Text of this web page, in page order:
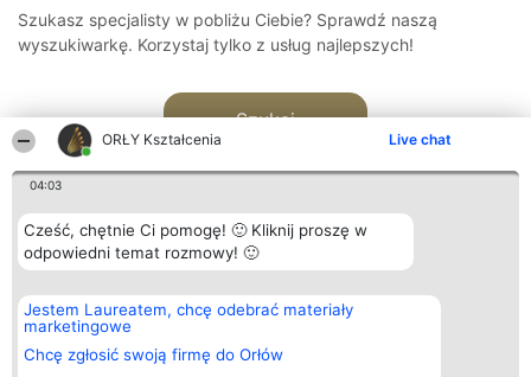
ORŁY Kształcenia Live chat
04:03
Cześć, chętnie Ci pomogę! 🙂 Kliknij proszę w
odpowiedni temat rozmowy! 🙂
Jestem Laureatem, chcę odebrać materiały
marketingowe
Chcę zgłosić swoją firmę do Orłów
Szukasz specjalisty w pobliżu Ciebie? Sprawdź naszą
wyszukiwarkę. Korzystaj tylko z usług najlepszych!
Szukaj
Organizator plebiscytu
Bright Side Solutions sp. z o.
o. sp. k.
ul. Ruska 22
Wrocław 50-079
Plebiscyt
Laureaci
wszystkich
Laureatów
Kontakt
Kontakt